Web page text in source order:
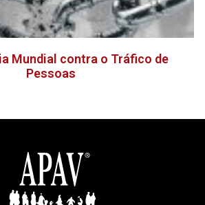
Mundial contra o Tráfico de
Pessoas